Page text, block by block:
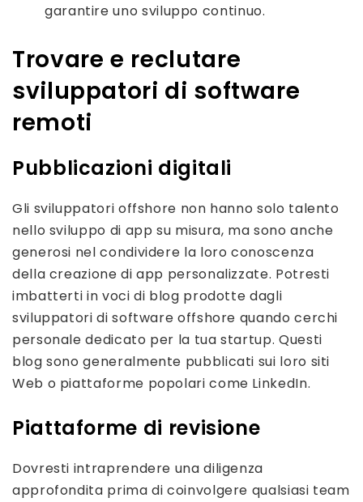
garantire uno sviluppo continuo.
Trovare e reclutare
sviluppatori di software
remoti
Pubblicazioni digitali
Gli sviluppatori offshore non hanno solo talento
nello sviluppo di app su misura, ma sono anche
generosi nel condividere la loro conoscenza
della creazione di app personalizzate. Potresti
imbatterti in voci di blog prodotte dagli
sviluppatori di software offshore quando cerchi
personale dedicato per la tua startup. Questi
blog sono generalmente pubblicati sui loro siti
Web o piattaforme popolari come LinkedIn.
Piattaforme di revisione
Dovresti intraprendere una diligenza
approfondita prima di coinvolgere qualsiasi team